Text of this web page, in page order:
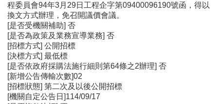
程委員會94年3月29日工程企字第09400096190號函，得以
換文方式辦理，免召開議價會議。
[是否受機關補助] 否
[是否為政策及業務宣導業務] 否
[招標方式] 公開招標
[決標方式] 最低標
[是否依政府採購法施行細則第64條之2辦理] 否
[新增公告傳輸次數]02
[招標狀態] 第二次及以後公開招標
[機關自定公告日]114/09/17